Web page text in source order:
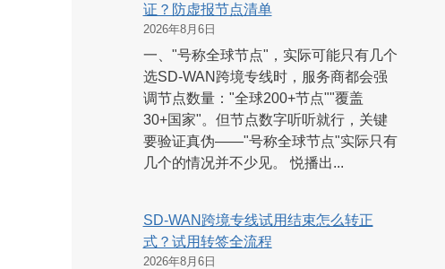
证？防虚报节点清单
2026年8月6日
一、"号称全球节点"，实际可能只有几个
选SD-WAN跨境专线时，服务商都会强
调节点数量："全球200+节点""覆盖
30+国家"。但节点数字听听就行，关键
要验证真伪——"号称全球节点"实际只有
几个的情况并不少见。 悦播出...
SD-WAN跨境专线试用结束怎么转正
式？试用转签全流程
2026年8月6日